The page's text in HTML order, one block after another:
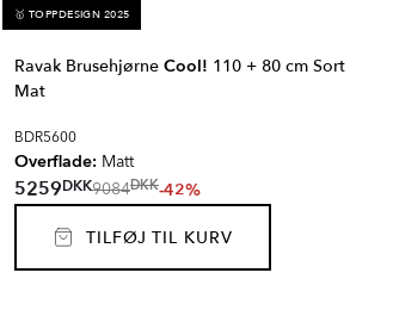
🥇 TOPPDESIGN 2025
Ravak Brusehjørne Cool! 110 + 80 cm Sort
Mat
BDR5600
Overflade: Matt
5259DKK9084DKK-42%
TILFØJ TIL KURV